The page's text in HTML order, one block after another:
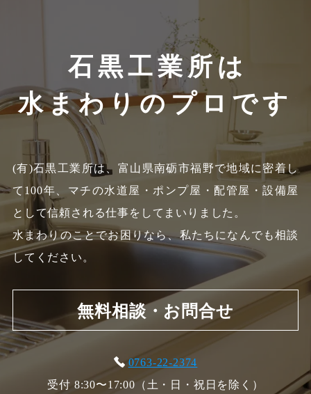
石黒工業所は
水まわりのプロです
(有)石黒工業所は、富山県南砺市福野で地域に密着し
て100年、 マチの水道屋・ポンプ屋・配管屋・設備屋
として信頼される仕事をしてまいりました。
水まわりのことでお困りなら、私たちになんでも相談
してください。
無料相談・お問合せ
0763-22-2374
受付 8:30〜17:00（土・日・祝日を除く）